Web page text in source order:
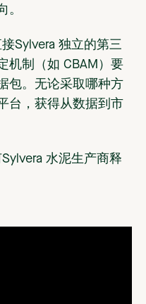
。
Sylvera 独立的第三
机制（如 CBAM）要
包。无论采取哪种方
台，获得从数据到市
Sylvera 水泥生产商释